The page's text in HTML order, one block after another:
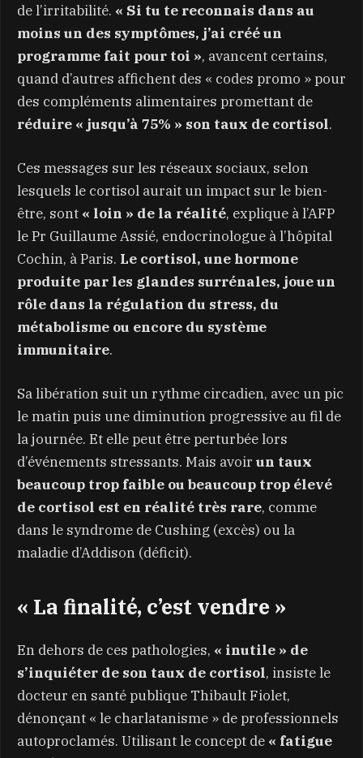
de l’irritabilité. « Si tu te reconnais dans au
moins un des symptômes, j’ai créé un
programme fait pour toi », avancent certains,
quand d’autres affichent des « codes promo » pour
des compléments alimentaires promettant de
réduire « jusqu’à 75% » son taux de cortisol.
Ces messages sur les réseaux sociaux, selon
lesquels le cortisol aurait un impact sur le bien-
être, sont « loin » de la réalité, explique à l’AFP
le Pr Guillaume Assié, endocrinologue à l’hôpital
Cochin, à Paris. Le cortisol, une hormone
produite par les glandes surrénales, joue un
rôle dans la régulation du stress, du
métabolisme ou encore du système
immunitaire.
Sa libération suit un rythme circadien, avec un pic
le matin puis une diminution progressive au fil de
la journée. Et elle peut être perturbée lors
d’événements stressants. Mais avoir un taux
beaucoup trop faible ou beaucoup trop élevé
de cortisol est en réalité très rare, comme
dans le syndrome de Cushing (excès) ou la
maladie d’Addison (déficit).
« La finalité, c’est vendre »
En dehors de ces pathologies, « inutile » de
s’inquiéter de son taux de cortisol, insiste le
docteur en santé publique Thibault Fiolet,
dénonçant « le charlatanisme » de professionnels
autoproclamés. Utilisant le concept de « fatigue